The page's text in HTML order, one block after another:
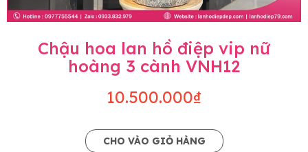
Chậu hoa lan hồ điệp vip nữ
hoàng 3 cành VNH12
10.500.000₫
CHO VÀO GIỎ HÀNG